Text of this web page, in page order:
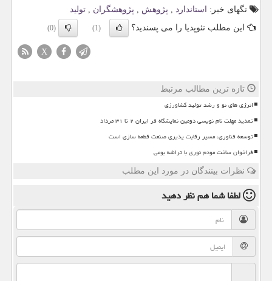
تگهای خبر:
استاندارد , پژوهش , پژوهشگران , تولید
این مطلب نئوپدیا را می پسندید؟
(1)
(0)
X
تازه ترین مطالب مرتبط
انرژی های نو و رشد تولید کشاورزی
تمدید مهلت نام نویسی دومین نمایشگاه فر ایران ۲ تا ۳۱ مرداد
توسعه فناوری، مسیر رقابت پذیری صنعت قطعه سازی است
فراخوان ساخت مودم نوری با تراشه بومی
نظرات بینندگان در مورد این مطلب
لطفا شما همنظر دهید